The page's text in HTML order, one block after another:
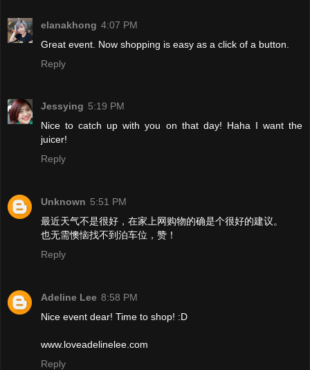
elanakhong 4:07 PM
Great event. Now shopping is easy as a click of a button.
Reply
Jessying 5:19 PM
Nice to catch up with you on that day! Haha I want the
juicer!
Reply
Unknown 5:51 PM
最近天气不是很好，在家上网购物的确是个很好的建议。
也无需懊恼找不到泊车位，赞！
Reply
Adeline Lee 8:58 PM
Nice event dear! Time to shop! :D
www.loveadelinelee.com
Reply